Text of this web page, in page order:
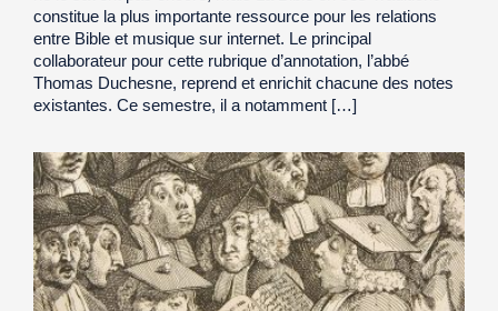
constitue la plus importante ressource pour les relations
entre Bible et musique sur internet. Le principal
collaborateur pour cette rubrique d’annotation, l’abbé
Thomas Duchesne, reprend et enrichit chacune des notes
existantes. Ce semestre, il a notamment […]